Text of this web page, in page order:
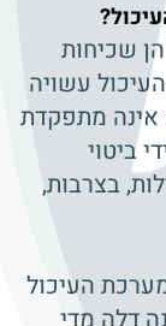
שכיחות
עשויה
אינה מתפקדת
ביטוי
בצרבות,
העיכול